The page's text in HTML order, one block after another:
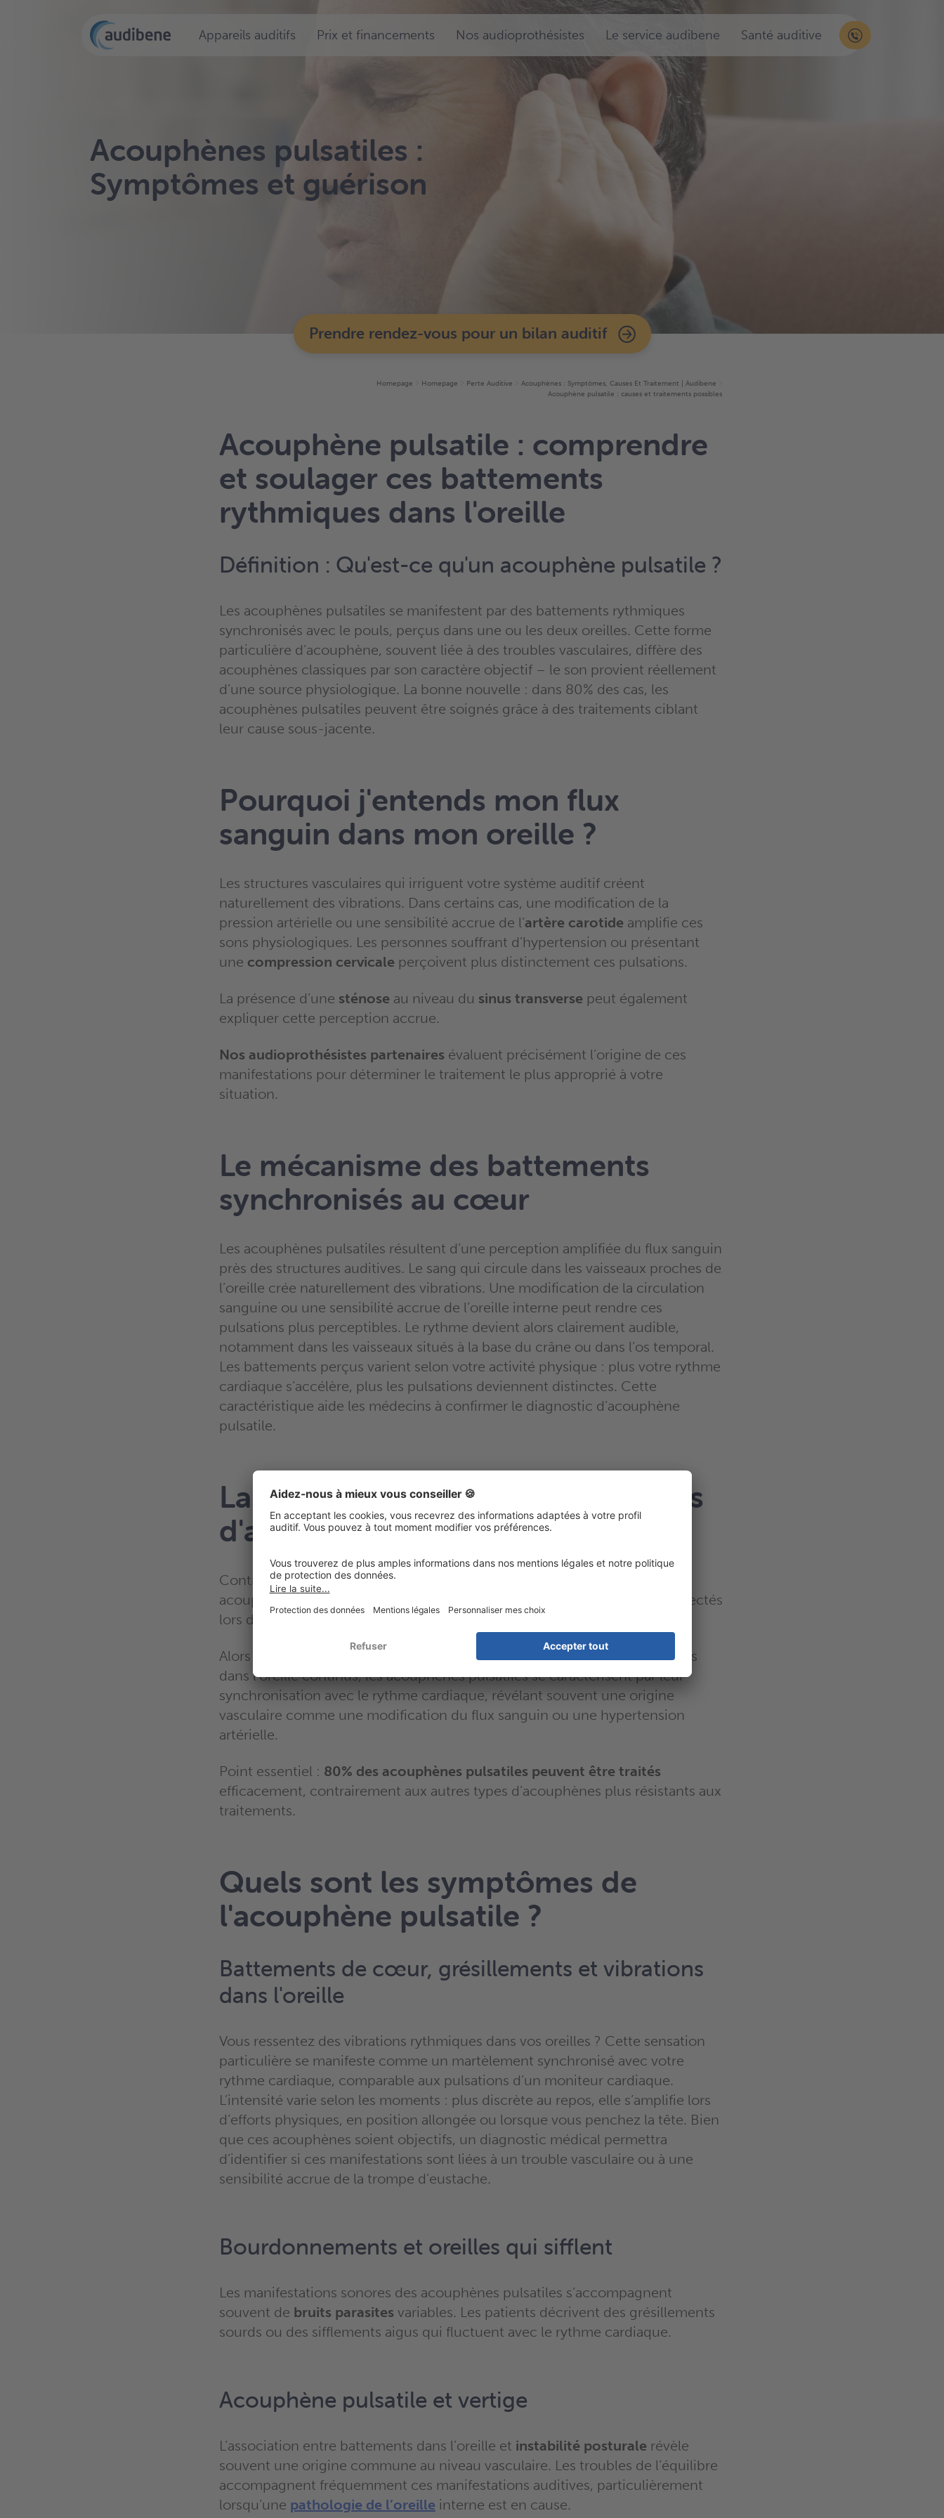
Appareils auditifs Prix et financements Nos audioprothésistes Le service audibene Santé auditive
Acouphènes pulsatiles :
Symptômes et guérison
Prendre rendez-vous pour un bilan auditif
Homepage Homepage Perte Auditive
Acouphènes : Symptômes, Causes Et Traitement | Audibene
Acouphène pulsatile : causes et traitements possibles
Acouphène pulsatile : comprendre
et soulager ces battements
rythmiques dans l'oreille
Définition : Qu'est-ce qu'un acouphène pulsatile ?
Les acouphènes pulsatiles se manifestent par des battements rythmiques
synchronisés avec le pouls, perçus dans une ou les deux oreilles. Cette forme
particulière d’acouphène, souvent liée à des troubles vasculaires, diffère des
acouphènes classiques par son caractère objectif – le son provient réellement
d’une source physiologique. La bonne nouvelle : dans 80% des cas, les
acouphènes pulsatiles peuvent être soignés grâce à des traitements ciblant
leur cause sous-jacente.
Pourquoi j'entends mon flux
sanguin dans mon oreille ?
Les structures vasculaires qui irriguent votre système auditif créent
naturellement des vibrations. Dans certains cas, une modification de la
pression artérielle ou une sensibilité accrue de l’artère carotide amplifie ces
sons physiologiques. Les personnes souffrant d’hypertension ou présentant
une compression cervicale perçoivent plus distinctement ces pulsations.
La présence d’une sténose au niveau du sinus transverse peut également
expliquer cette perception accrue.
Nos audioprothésistes partenaires évaluent précisément l’origine de ces
manifestations pour déterminer le traitement le plus approprié à votre
situation.
Le mécanisme des battements
synchronisés au cœur
Les acouphènes pulsatiles résultent d’une perception amplifiée du flux sanguin
près des structures auditives. Le sang qui circule dans les vaisseaux proches de
l’oreille crée naturellement des vibrations. Une modification de la circulation
sanguine ou une sensibilité accrue de l’oreille interne peut rendre ces
pulsations plus perceptibles. Le rythme devient alors clairement audible,
notamment dans les vaisseaux situés à la base du crâne ou dans l’os temporal.
Les battements perçus varient selon votre activité physique : plus votre rythme
cardiaque s’accélère, plus les pulsations deviennent distinctes. Cette
caractéristique aide les médecins à confirmer le diagnostic d’acouphène
pulsatile.
La différence avec les autres types
d'acouphènes
Contrairement auxacouphènes
acouphènes pulsatiles sont des
et peuvent être détectés
lors d’un examen clinique, facilitant ainsi leur diagnostic.
Alors que les acouphènes traditionnels produisent des bruits de sifflements
dans l’oreille continus, les acouphènes pulsatiles se caractérisent par leur
synchronisation avec le rythme cardiaque, révélant souvent une origine
vasculaire comme une modification du flux sanguin ou une hypertension
artérielle.
Point essentiel : 80% des acouphènes pulsatiles peuvent être traités
efficacement, contrairement aux autres types d’acouphènes plus résistants aux
traitements.
Quels sont les symptômes de
l'acouphène pulsatile ?
Battements de cœur, grésillements et vibrations
dans l'oreille
Vous ressentez des vibrations rythmiques dans vos oreilles ? Cette sensation
particulière se manifeste comme un martèlement synchronisé avec votre
rythme cardiaque, comparable aux pulsations d’un moniteur cardiaque.
L’intensité varie selon les moments : plus discrète au repos, elle s’amplifie lors
d’efforts physiques, en position allongée ou lorsque vous penchez la tête. Bien
que ces acouphènes soient objectifs, un diagnostic médical permettra
d’identifier si ces manifestations sont liées à un trouble vasculaire ou à une
sensibilité accrue de la trompe d’eustache.
Bourdonnements et oreilles qui sifflent
Les manifestations sonores des acouphènes pulsatiles s’accompagnent
souvent de bruits parasites variables. Les patients décrivent des grésillements
sourds ou des sifflements aigus qui fluctuent avec le rythme cardiaque.
Acouphène pulsatile et vertige
L’association entre battements dans l’oreille et instabilité posturale révèle
souvent une origine commune au niveau vasculaire. Les troubles de l’équilibre
accompagnent fréquemment ces manifestations auditives, particulièrement
lorsqu’une pathologie de l’oreille interne est en cause.